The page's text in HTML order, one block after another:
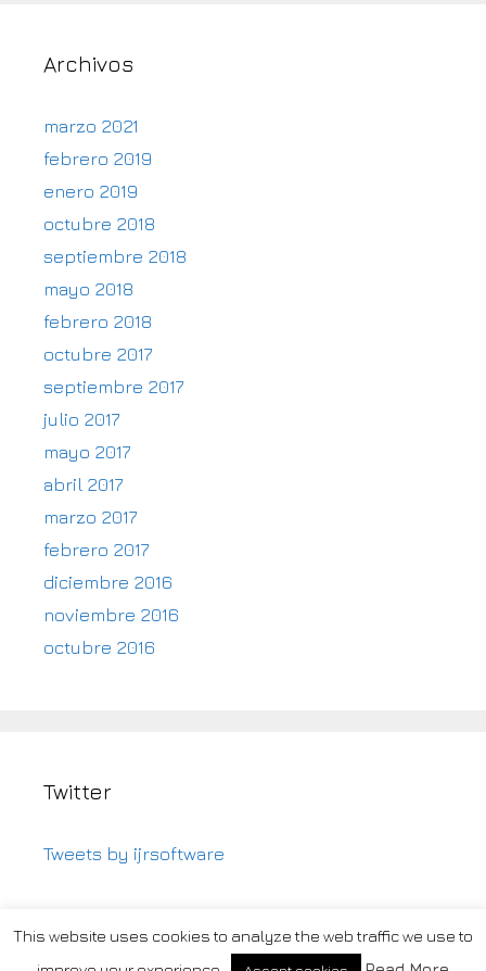
Archivos
marzo 2021
febrero 2019
enero 2019
octubre 2018
septiembre 2018
mayo 2018
febrero 2018
octubre 2017
septiembre 2017
julio 2017
mayo 2017
abril 2017
marzo 2017
febrero 2017
diciembre 2016
noviembre 2016
octubre 2016
Twitter
Tweets by ijrsoftware
2016 - 2023 iJR Software |Contacto
This website uses cookies to analyze the web traffic we use to